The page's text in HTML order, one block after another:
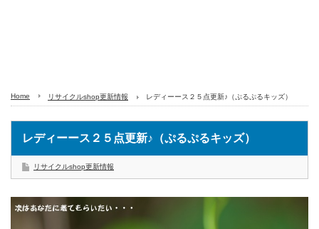
Home リサイクルshop更新情報 レディーース２５点更新♪（ぷるぷるキッズ）
レディーース２５点更新♪（ぷるぷるキッズ）
リサイクルshop更新情報